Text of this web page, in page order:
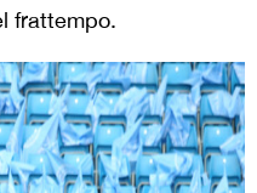
frattempo.